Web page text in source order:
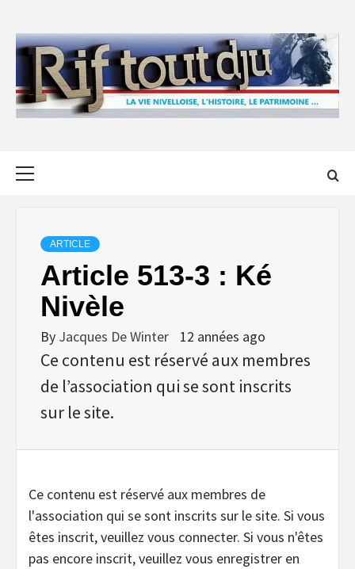
content
ARTICLE
Article 513-3 : Ké
Nivèle
By Jacques De Winter 12 années ago
Ce contenu est réservé aux membres
de l’association qui se sont inscrits
sur le site.
Ce contenu est réservé aux membres de
l'association qui se sont inscrits sur le site. Si vous
êtes inscrit, veuillez vous connecter. Si vous n'êtes
pas encore inscrit, veuillez vous enregistrer en